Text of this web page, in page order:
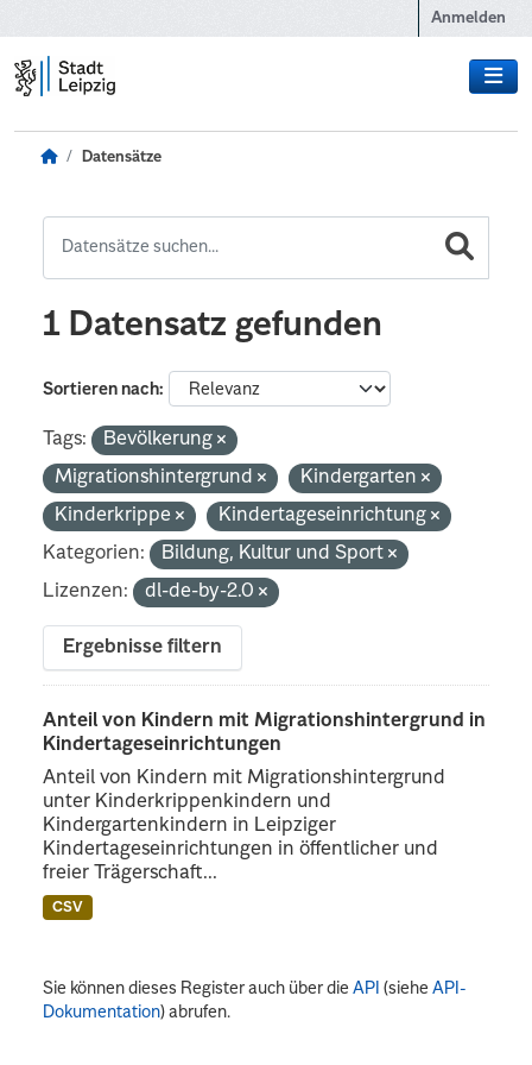
Anmelden
Datensätze
1 Datensatz gefunden
Sortieren nach
Tags:
Bevölkerung
Migrationshintergrund
Kindergarten
Kinderkrippe
Kindertageseinrichtung
Kategorien:
Bildung, Kultur und Sport
Lizenzen:
dl-de-by-2.0
Ergebnisse filtern
Anteil von Kindern mit Migrationshintergrund in
Kindertageseinrichtungen
Anteil von Kindern mit Migrationshintergrund
unter Kinderkrippenkindern und
Kindergartenkindern in Leipziger
Kindertageseinrichtungen in öffentlicher und
freier Trägerschaft...
CSV
Sie können dieses Register auch über dieAPI (sieheAPI-
Dokumentation) abrufen.